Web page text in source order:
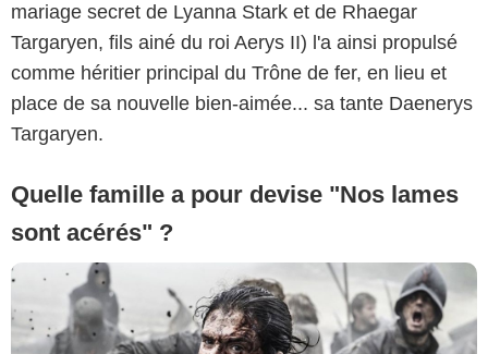
mariage secret de Lyanna Stark et de Rhaegar
Targaryen, fils ainé du roi Aerys II) l'a ainsi propulsé
comme héritier principal du Trône de fer, en lieu et
place de sa nouvelle bien-aimée... sa tante Daenerys
Targaryen.
Quelle famille a pour devise "Nos lames
sont acérés" ?